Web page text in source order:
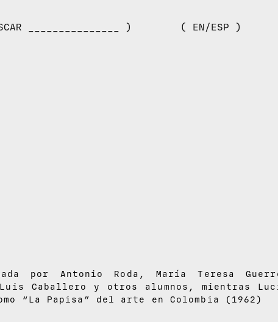
_______________ ) ( EN/ESP )
por Antonio Roda, María Teresa
Caballero y otros alumnos, mientras
“La Papisa” del arte en Colombia (1962)